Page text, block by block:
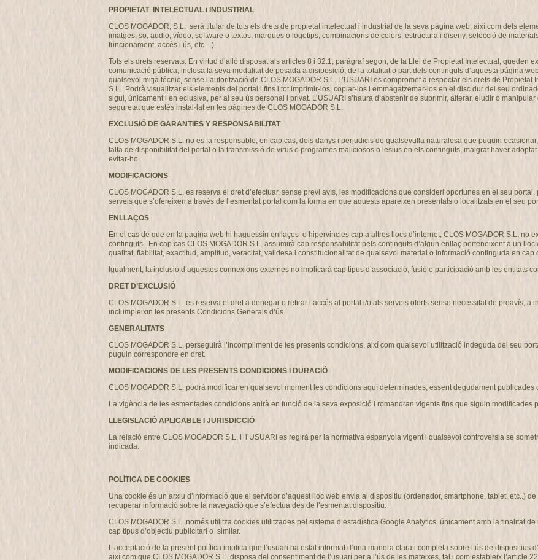
PROPIETAT INTELECTUAL i INDUSTRIAL
CLOS MOGADOR, S.L. serà titular de tots els drets de propietat intelectual i industrial de la seva página web, així com dels
imatges, so, audio, vídeo, software o textos, marques o logotips, combinacions de colors, estructura i diseny, selecció de
funcionament, accés i ús, etc…).
Tots els drets reservats. En virtud d’allò disposat als articles 8 i 32.1, paràgraf segon, de la Llei de Propietat Intelectual, queden
comunicació pública, inclosa la seva modalitat de posada a disiposició, de la totalitat o part dels continguts d’aquesta página
qualsevol mitjà técnic, sense l’autorització de CLOS MOGADOR S.L. L’USUARI es compromet a respectar els drets de
S.L. Podrà visualitzar els elements del portal i fins i tot imprimir-los, copiar-los i emmagatzemar-los en el disc dur del seu
sigui, únicament i en eclusiva, per al seu ús personal i privat. L’USUARI s’haurà d’abstenir de suprimir, alterar, eludir o
seguretat que estés instal·lat en les pàgines de CLOS MOGADOR S.L.
EXCLUSIÓ DE GARANTIES Y RESPONSABILITAT
CLOS MOGADOR S.L. no es fa responsable, en cap cas, dels danys i perjudicis de qualsevulla naturalesa que puguin
falta de disponibilitat del portal o la transmissió de virus o programes maliciosos o lesius en els continguts, malgrat haver
evitar-ho.
MODIFICACIONS
CLOS MOGADOR S.L. es reserva el dret d’efectuar, sense previ avís, les modificacions que consideri oportunes en el seu
serveis que s’ofereixen a través de l’esmentat portal com la forma en que aquests apareixen presentats o localitzats en el seu
ENLLAÇOS
En el cas de que en la pàgina web hi haguessin enllaços o hipervincles cap a altres llocs d’internet, CLOS MOGADOR S.L. no
continguts. En cap cas CLOS MOGADOR S.L. assumirà cap responsabilitat pels continguts d’algun enllaç perteneixent a un
qualitat, fiabilitat, exactitud, amplitud, veracitat, validesa i constitucionalitat de qualsevol material o informació continguda en cap
Igualment, la inclusió d’aquestes connexions externes no implicarà cap tipus d’associació, fusió o participació amb les entitats
DRET D’EXCLUSIÓ
CLOS MOGADOR S.L. es reserva el dret a denegar o retirar l’accés al portal i/o als serveis oferts sense necessitat de preavís, a
inclumpleixin les presents Condicions Generals d’ús.
GENERALITATS
CLOS MOGADOR S.L. perseguirà l’incompliment de les presents condicions, així com qualsevol utilització indeguda del seu
puguin correspondre en dret.
MODIFICACIONS DE LES PRESENTS CONDICIONS I DURACIÓ
CLOS MOGADOR S.L. podrà modificar en qualsevol moment les condicions aquí determinades, essent degudament publicades
La vigència de les esmentades condicions anirà en funció de la seva exposició i romandran vigents fins que siguin modificades
LLEGISLACIÓ APLICABLE I JURISDICCIÓ
La relació entre CLOS MOGADOR S.L. i l’USUARI es regirà per la normativa espanyola vigent i qualsevol controversia se
indicada.
POLÍTICA DE COOKIES
Una cookie és un arxiu d’informació que el servidor d’aquest lloc web envia al dispositiu (ordenador, smartphone, tablet, etc..)
recuperar informació sobre la navegació que s’efectua des de l’esmentat dispositiu.
CLOS MOGADOR S.L. només utilitza cookies utilitzades pel sistema d’estadística Google Analytics únicament amb la finalitat
cap tipus d’objectiu publicitari o similar.
L’acceptació de la present política implica que l’usuari ha estat informat d’una manera clara i completa sobre l’ús de dispositius
així com que CLOS MOGADOR S.L. disposa del consentiment de l’usuari per a l’ús de les mateixes, tal i com estableix l’article